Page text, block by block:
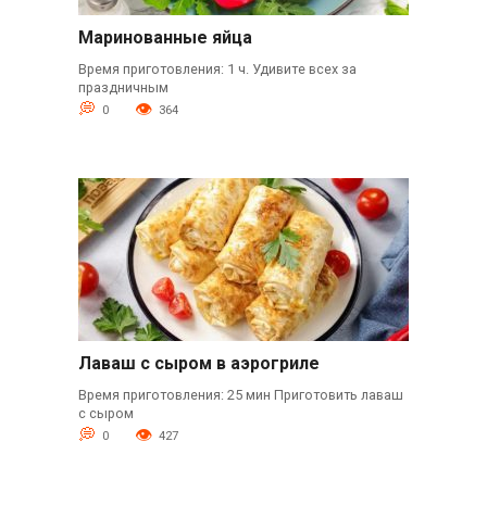
Маринованные яйца
Время приготовления: 1 ч. Удивите всех за
праздничным
0 364
Лаваш с сыром в аэрогриле
Время приготовления: 25 мин Приготовить лаваш
с сыром
0 427